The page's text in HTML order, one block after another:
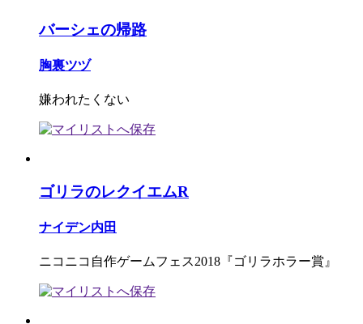
バーシェの帰路
胸裏ツヅ
嫌われたくない
ゴリラのレクイエムR
ナイデン内田
ニコニコ自作ゲームフェス2018『ゴリラホラー賞』